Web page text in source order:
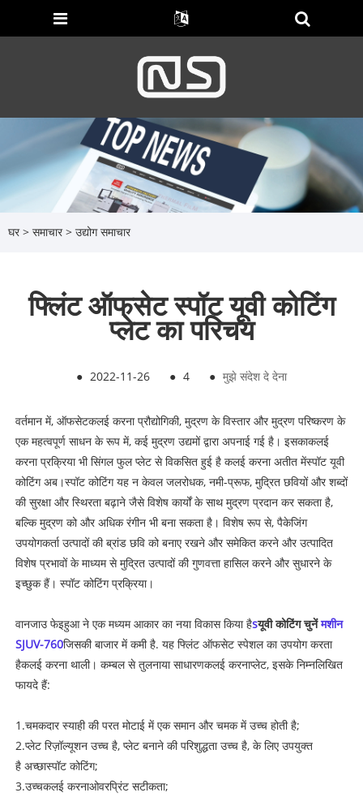
घर > समाचार> उद्योग समाचार
फ्लिंट ऑफसेट स्पॉट यूवी कोटिंग
प्लेट का परिचय
● 2022-11-26 ● 4 ● मुझे संदेश दे देना
वर्तमान में, ऑफसेटकलई करना प्रौद्योगिकी, मुद्रण के विस्तार और मुद्रण परिष्करण के
एक महत्वपूर्ण साधन के रूप में, कई मुद्रण उद्यमों द्वारा अपनाई गई है। इसकाकलई
करना प्रक्रिया भी सिंगल फुल प्लेट से विकसित हुई है कलई करना अतीत मेंस्पॉट यूवी
कोटिंग अब।स्पॉट कोटिंग यह न केवल जलरोधक, नमी-प्रूफ, मुद्रित छवियों और शब्दों
की सुरक्षा और स्थिरता बढ़ाने जैसे विशेष कार्यों के साथ मुद्रण प्रदान कर सकता है,
बल्कि मुद्रण को और अधिक रंगीन भी बना सकता है। विशेष रूप से, पैकेजिंग
उपयोगकर्ता उत्पादों की ब्रांड छवि को बनाए रखने और समेकित करने और उत्पादित
विशेष प्रभावों के माध्यम से मुद्रित उत्पादों की गुणवत्ता हासिल करने और सुधारने के
इच्छुक हैं। स्पॉट कोटिंग प्रक्रिया।
वानजाउ फेइहुआ ने एक मध्यम आकार का नया विकास किया हैsयूवी कोटिंग चुनें मशीन
SJUV-760जिसकी बाजार में कमी है. यह फ्लिंट ऑफसेट स्पेशल का उपयोग करता
हैकलई करना थाली। कम्बल से तुलनाया साधारणकलई करनाप्लेट, इसके निम्नलिखित
फायदे हैं:
1.चमकदार स्याही की परत मोटाई में एक समान और चमक में उच्च होती है;
2.प्लेट रिज़ॉल्यूशन उच्च है, प्लेट बनाने की परिशुद्धता उच्च है, के लिए उपयुक्त
है अच्छास्पॉट कोटिंग;
3.उच्चकलई करनाओवरप्रिंट सटीकता;